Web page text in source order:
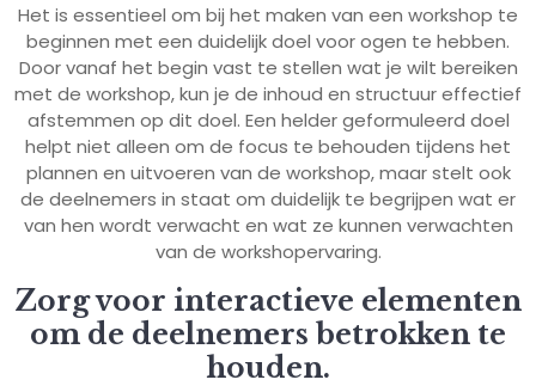
Het is essentieel om bij het maken van een workshop te
beginnen met een duidelijk doel voor ogen te hebben.
Door vanaf het begin vast te stellen wat je wilt bereiken
met de workshop, kun je de inhoud en structuur effectief
afstemmen op dit doel. Een helder geformuleerd doel
helpt niet alleen om de focus te behouden tijdens het
plannen en uitvoeren van de workshop, maar stelt ook
de deelnemers in staat om duidelijk te begrijpen wat er
van hen wordt verwacht en wat ze kunnen verwachten
van de workshopervaring.
Zorg voor interactieve elementen
om de deelnemers betrokken te
houden.